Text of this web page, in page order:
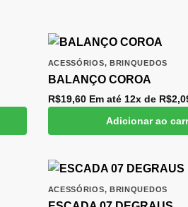
ACESSÓRIOS, BRINQUEDOS
BALANÇO COROA
R$19,60 Em até 12x de R$
Adicionar ao
ACESSÓRIOS, BRINQUEDOS